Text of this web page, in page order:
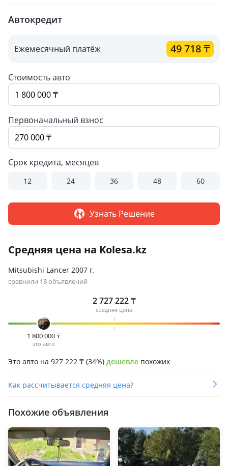
Автокредит
Ежемесячный платёж 49 718₸
Стоимость авто
Первоначальный взнос
Срок кредита, месяцев
12 24 36 48 60
Узнать Решение
Средняя цена на Kolesa.kz
Mitsubishi Lancer 2007 г.
сравнили 18 объявлений
2 727 222₸
средняя цена
1 800 000₸
это авто
Это авто на 927 222 ₸ (34%) дешевле похожих
Как рассчитывается средняя цена?
Похожие объявления